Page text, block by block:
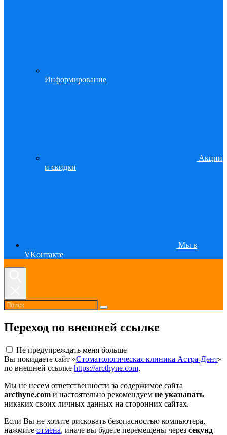
Информирование
Акции
и скидки
Мы в
VKонтакте
Переход по внешней ссылке
Не предупреждать меня больше
Вы покидаете сайт «Стоматологическая клиника Астра-Дент»
по внешней ссылке https://arcthyne.com.
Мы не несем ответственности за содержимое сайта
arcthyne.com и настоятельно рекомендуем не указывать
никаких своих личных данных на сторонних сайтах.
Если Вы не хотите рисковать безопасностью компьютера,
нажмите отмена, иначе вы будете перемещены через секунд